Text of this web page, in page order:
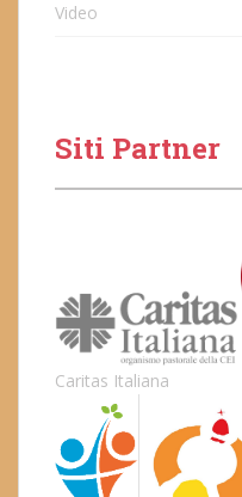
Video
Siti Partner
Caritas Italiana